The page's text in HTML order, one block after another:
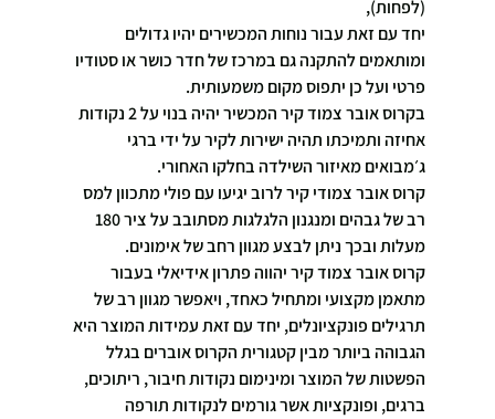
(לפחות),
יחד עם זאת עבור נוחות המכשירים יהיו גדולים
ומותאמים להתקנה גם במרכז של חדר כושר או סטודיו
פרטי ועל כן יתפוס מקום משמעותית.
בקרוס אובר צמוד קיר המכשיר יהיה בנוי על 2 נקודות
אחיזה ותמיכתו תהיה ישירות לקיר על ידי ברגי
ג׳מבואים מאיזור השילדה בחלקו האחורי.
קרוס אובר צמודי קיר לרוב יגיעו עם פולי מתכוון למס
רב של גבהים ומנגנון הלגלגות מסתובב על ציר 180
מעלות ובכך ניתן לבצע מגוון רחב של אימונים.
קרוס אובר צמוד קיר יהווה פתרון אידיאלי בעבור
מתאמן מקצועי ומתחיל כאחד, ויאפשר מגוון רב של
תרגילים פונקציונלים, יחד עם זאת עמידות המוצר היא
הגבוהה ביותר מבין קטגורית הקרוס אוברים בגלל
הפשטות של המוצר ומינימום נקודות חיבור, ריתוכים,
ברגים, ופונקציות אשר גורמים לנקודות תורפה